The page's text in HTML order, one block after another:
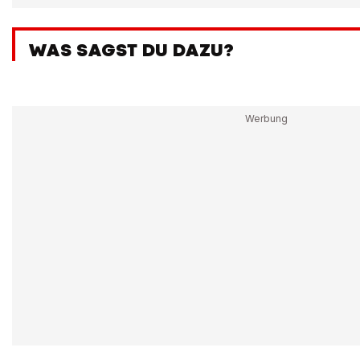
WAS SAGST DU DAZU?